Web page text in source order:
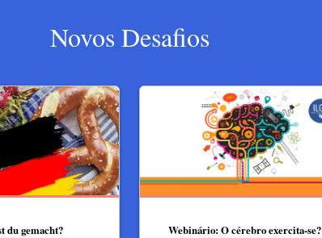
Novos Desafios
du gemacht? Webinário: O cérebro exercita-se?